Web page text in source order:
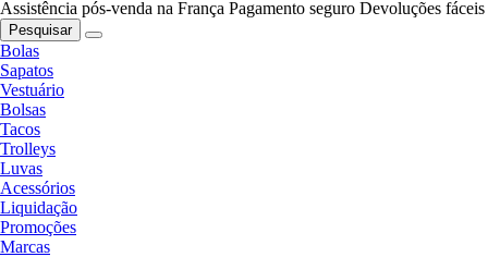
Assistência pós-venda na França Pagamento seguro Devoluções fáceis
Pesquisar
Bolas
Sapatos
Vestuário
Bolsas
Tacos
Trolleys
Luvas
Acessórios
Liquidação
Promoções
Marcas